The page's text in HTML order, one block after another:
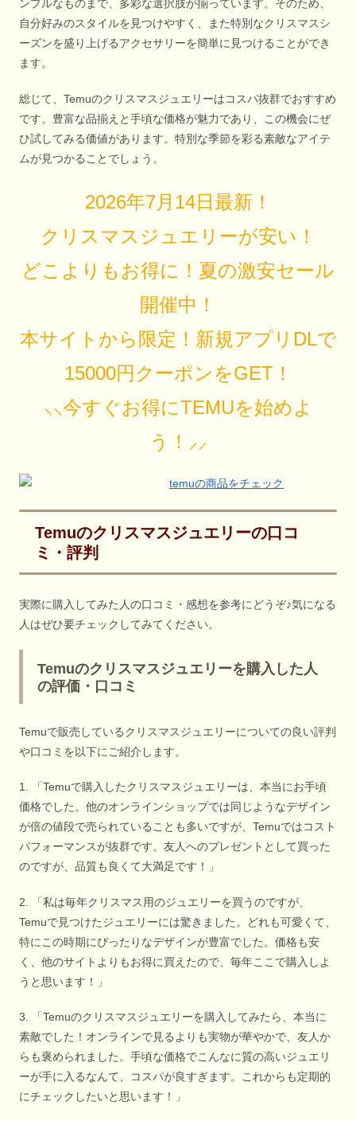
ンプルなものまで、多彩な選択肢が揃っています。そのため、
自分好みのスタイルを見つけやすく、また特別なクリスマスシ
ーズンを盛り上げるアクセサリーを簡単に見つけることができ
ます。
総じて、Temuのクリスマスジュエリーはコスパ抜群でおすすめ
です。豊富な品揃えと手頃な価格が魅力であり、この機会にぜ
ひ試してみる価値があります。特別な季節を彩る素敵なアイテ
ムが見つかることでしょう。
2026年7月14日最新！
クリスマスジュエリーが安い！
どこよりもお得に！夏の激安セール
開催中！
本サイトから限定！新規アプリDLで
15000円クーポンをGET！
⸜⸜今すぐお得にTEMUを始めよ
う！⸝⸝
Temuのクリスマスジュエリーの口コ
ミ・評判
実際に購入してみた人の口コミ・感想を参考にどうぞ♪気になる
人はぜひ要チェックしてみてください。
Temuのクリスマスジュエリーを購入した人
の評価・口コミ
Temuで販売しているクリスマスジュエリーについての良い評判
や口コミを以下にご紹介します。
1. 「Temuで購入したクリスマスジュエリーは、本当にお手頃
価格でした。他のオンラインショップでは同じようなデザイン
が倍の値段で売られていることも多いですが、Temuではコスト
パフォーマンスが抜群です。友人へのプレゼントとして買った
のですが、品質も良くて大満足です！」
2. 「私は毎年クリスマス用のジュエリーを買うのですが、
Temuで見つけたジュエリーには驚きました。どれも可愛くて、
特にこの時期にぴったりなデザインが豊富でした。価格も安
く、他のサイトよりもお得に買えたので、毎年ここで購入しよ
うと思います！」
3. 「Temuのクリスマスジュエリーを購入してみたら、本当に
素敵でした！オンラインで見るよりも実物が華やかで、友人か
らも褒められました。手頃な価格でこんなに質の高いジュエリ
ーが手に入るなんて、コスパが良すぎます。これからも定期的
にチェックしたいと思います！」